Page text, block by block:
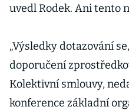
uvedl Rodek. Ani tento
„Výsledky dotazování
doporučení
Kolektivní smlouvy,
konference základní